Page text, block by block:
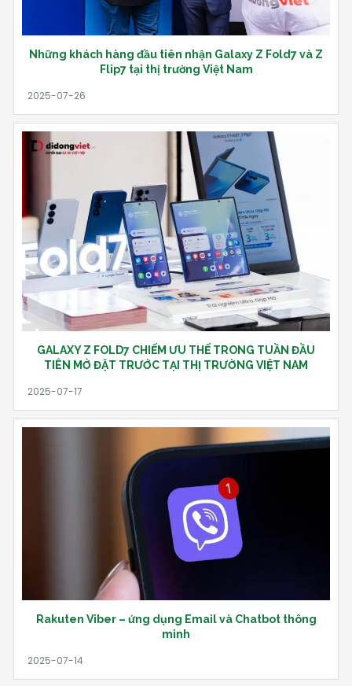
Những khách hàng đầu tiên nhận Galaxy Z Fold7 và Z
Flip7 tại thị trường Việt Nam
GALAXY Z FOLD7 CHIẾM ƯU THẾ TRONG TUẦN ĐẦU
TIÊN MỞ ĐẶT TRƯỚC TẠI THỊ TRƯỜNG VIỆT NAM
Rakuten Viber – ứng dụng Email và Chatbot thông
minh